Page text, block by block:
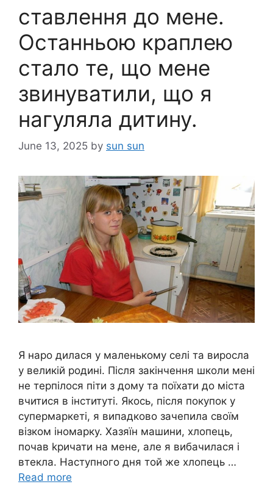
ставлення до мене.
Останньою краплею
стало те, що мене
звинуватили, що я
нагуляла дитину.
June 13, 2025 by sun sun
Я наро дилася у маленькому селі та виросла
у великій родині. Після закінчення школи мені
не терпілося піти з дому та поїхати до міста
вчитися в інституті. Якось, після покупок у
супермаркеті, я випадково зачепила своїм
візком іномарку. Хазяїн машини, хлопець,
почав kричати на мене, але я вибачилася і
втекла. Наступного дня той же хлопець …
Read more